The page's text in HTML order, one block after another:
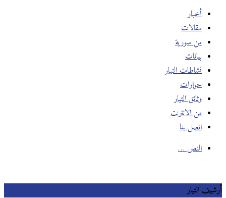
أخبار
مقالات
من سورية
بيانات
نشاطات التيار
حوارات
وثائق التيار
من الانترنت
اتصل بنا
النص …
التيار